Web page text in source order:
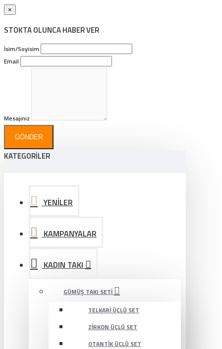
×
STOKTA OLUNCA HABER VER
İsim/Soyisim
Email
Mesajınız
GÖNDER
KATEGORİLER
YENİLER
KAMPANYALAR
KADIN TAKI
GÜMÜŞ TAKI SETI
TELKARI ÜÇLÜ SET
ZIRKON ÜÇLÜ SET
OTANTIK ÜÇLÜ SET